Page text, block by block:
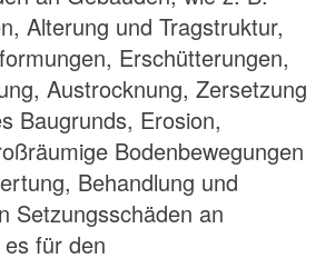
Alterung und Tragstruktur,
Erschütterungen,
Austrocknung, Zersetzung
Baugrunds, Erosion,
Bodenbewegungen
Behandlung und
Setzungsschäden an
für den